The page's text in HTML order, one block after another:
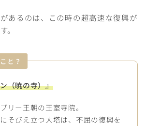
あるのは、この時の超高速な復興が
。
と？
（暁の寺）』
リー王朝の王室寺院。
そびえ立つ大塔は、不屈の復興を